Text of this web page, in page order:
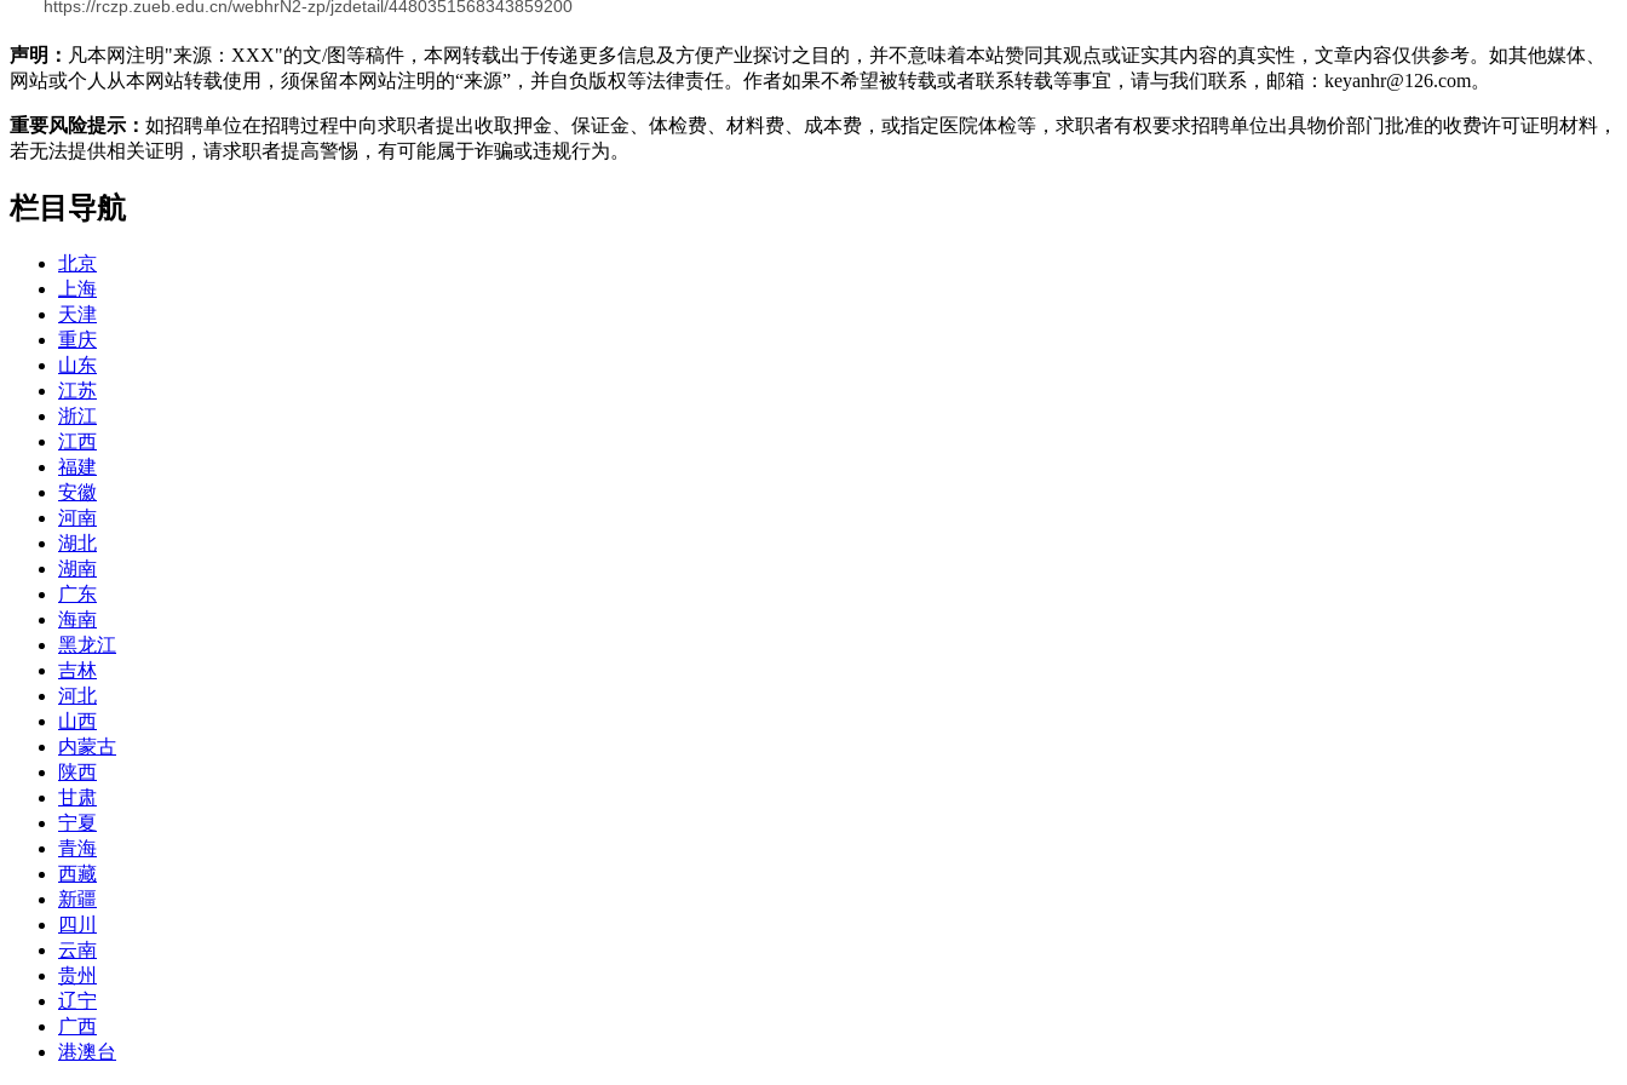
https://rczp.zueb.edu.cn/webhrN2-zp/jzdetail/4480351568343859200
声明： 凡本网注明"来源：XXX"的文/图等稿件，本网转载出于传递更多信息及方便产业探讨之目的，并不意味着本站赞同其观点或证实其内容的真实性，文章内容仅供参考。如其他媒体、
网站或个人从本网站转载使用，须保留本网站注明的“来源”，并自负版权等法律责任。作者如果不希望被转载或者联系转载等事宜，请与我们联系，邮箱：keyanhr@126.com。
重要风险提示： 如招聘单位在招聘过程中向求职者提出收取押金、保证金、体检费、材料费、成本费，或指定医院体检等，求职者有权要求招聘单位出具物价部门批准的收费许可证明材料，
若无法提供相关证明，请求职者提高警惕，有可能属于诈骗或违规行为。
栏目导航
北京
上海
天津
重庆
山东
江苏
浙江
江西
福建
安徽
河南
湖北
湖南
广东
海南
黑龙江
吉林
河北
山西
内蒙古
陕西
甘肃
宁夏
青海
西藏
新疆
四川
云南
贵州
辽宁
广西
港澳台